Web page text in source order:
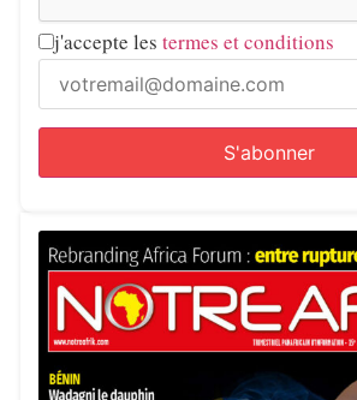
j'accepte les termes et conditions